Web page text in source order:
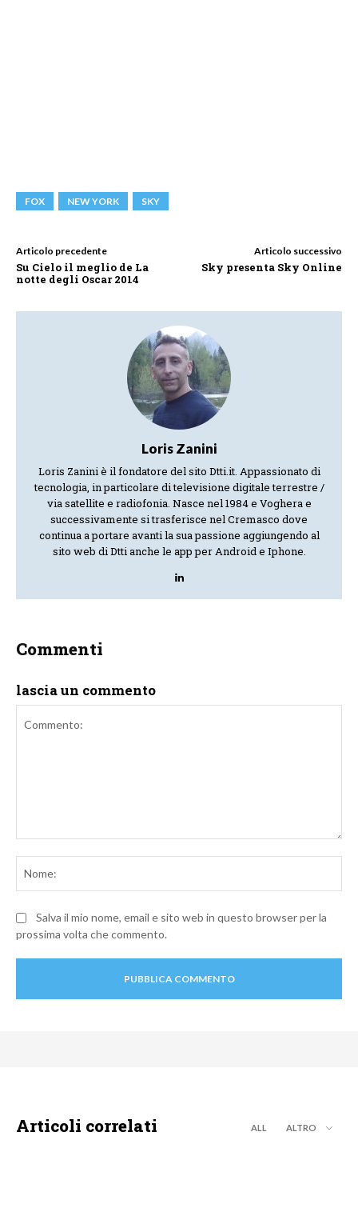
FOX NEW YORK SKY
Articolo precedente
Su Cielo il meglio de La
notte degli Oscar 2014
Articolo successivo
Sky presenta Sky Online
Loris Zanini
Loris Zanini è il fondatore del sito Dtti.it. Appassionato di
tecnologia, in particolare di televisione digitale terrestre /
via satellite e radiofonia. Nasce nel 1984 e Voghera e
successivamente si trasferisce nel Cremasco dove
continua a portare avanti la sua passione aggiungendo al
sito web di Dtti anche le app per Android e Iphone.
Commenti
lascia un commento
Salva il mio nome, email e sito web in questo browser per la
prossima volta che commento.
Articoli correlati ALL ALTRO